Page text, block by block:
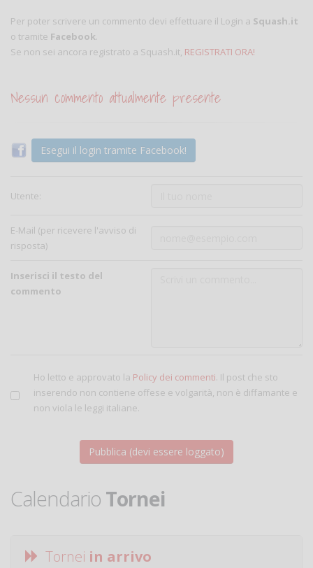
Per poter scrivere un commento devi effettuare il Login a Squash.it
o tramite Facebook.
Se non sei ancora registrato a Squash.it, REGISTRATI ORA!
Nessun commento attualmente presente
Esegui il login tramite Facebook!
Utente:
E-Mail (per ricevere l'avviso di
risposta)
Inserisci il testo del
commento
Ho letto e approvato la Policy dei commenti. Il post che sto
inserendo non contiene offese e volgarità, non è diffamante e
non viola le leggi italiane.
Calendario Tornei
Tornei in arrivo